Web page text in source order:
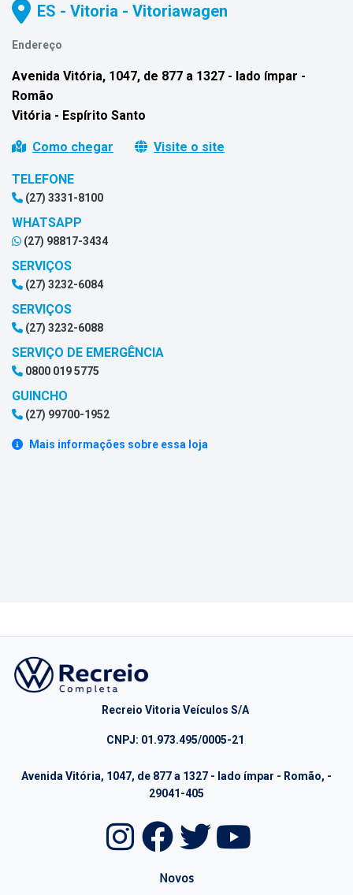
ES - Vitoria - Vitoriawagen
Endereço
Avenida Vitória, 1047, de 877 a 1327 - lado ímpar -
Romão
Vitória - Espírito Santo
Como chegar Visite o site
TELEFONE
(27) 3331-8100
WHATSAPP
(27) 98817-3434
SERVIÇOS
(27) 3232-6084
SERVIÇOS
(27) 3232-6088
SERVIÇO DE EMERGÊNCIA
0800 019 5775
GUINCHO
(27) 99700-1952
Mais informações sobre essa loja
Recreio Vitoria Veículos S/A
CNPJ: 01.973.495/0005-21
Avenida Vitória, 1047, de 877 a 1327 - lado ímpar - Romão, -
29041-405
Novos